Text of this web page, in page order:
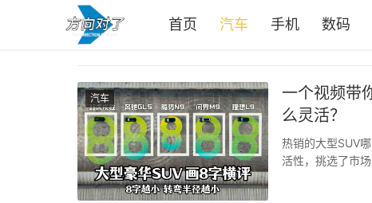
首页 汽车 手机 数码
汽车
一个视频带
么灵活？
热销的大型SUV
活性，挑选了市
着“易三方技术”